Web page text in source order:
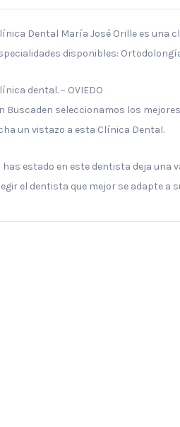
Dental María José Orille es una
disponibles:
dental. – OVIEDO
Buscaden seleccionamos los
un vistazo a esta Clínica Dental.
has estado en este dentista deja una
el dentista que mejor se adapte a